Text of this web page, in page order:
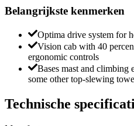
Belangrijkste kenmerken
Optima drive system for
Vision cab with 40
ergonomic controls
Bases mast and climbing
some other top-slewing
Technische